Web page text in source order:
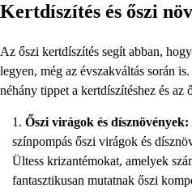
Kertdíszítés és őszi
Az őszi kertdíszítés segít abban,
legyen, még az évszakváltás során
néhány tippet a kertdíszítéshez és az
Őszi virágok és dísznövények:
színpompás őszi virágok és
Ültess krizantémokat, amelyek
fantasztikusan mutatnak őszi